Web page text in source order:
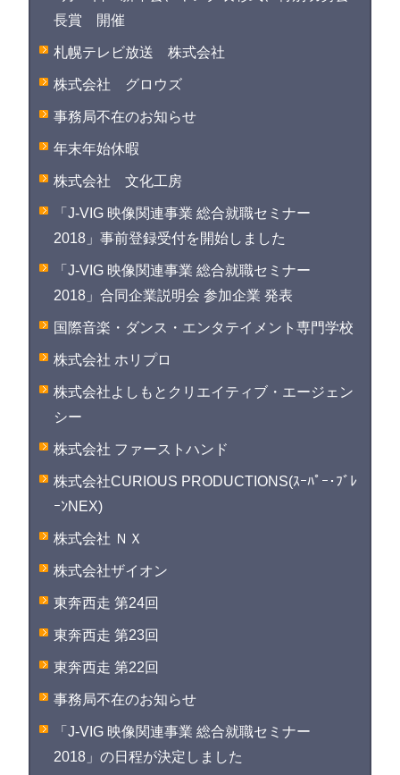
長賞 開催
札幌テレビ放送 株式会社
株式会社 グロウズ
事務局不在のお知らせ
年末年始休暇
株式会社 文化工房
「J-VIG 映像関連事業 総合就職セミナー
2018」事前登録受付を開始しました
「J-VIG 映像関連事業 総合就職セミナー
2018」合同企業説明会 参加企業 発表
国際音楽・ダンス・エンタテイメント専門学校
株式会社 ホリプロ
株式会社よしもとクリエイティブ・エージェン
シー
株式会社 ファーストハンド
株式会社CURIOUS PRODUCTIONS(ｽｰﾊﾟｰ･ﾌﾞﾚ
ｰﾝNEX)
株式会社 ＮＸ
株式会社ザイオン
東奔西走 第24回
東奔西走 第23回
東奔西走 第22回
事務局不在のお知らせ
「J-VIG 映像関連事業 総合就職セミナー
2018」の日程が決定しました